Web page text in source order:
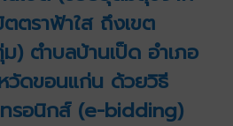
ตราฟ้าใส ถึงเขต
) ตำบลบ้านเป็ด อำเภอ
วัดขอนแก่น ด้วยวิธี
ทรอนิกส์ (e-bidding)